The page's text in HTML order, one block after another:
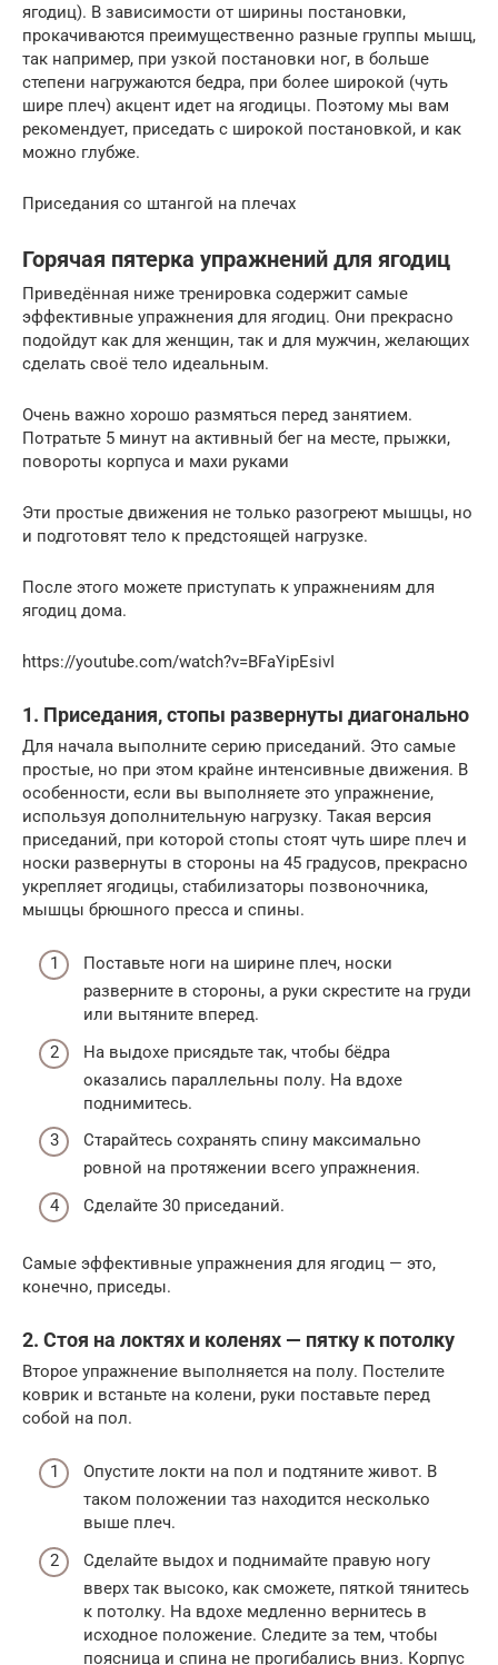
ягодиц). В зависимости от ширины постановки,
прокачиваются преимущественно разные группы мышц,
так например, при узкой постановки ног, в больше
степени нагружаются бедра, при более широкой (чуть
шире плеч) акцент идет на ягодицы. Поэтому мы вам
рекомендует, приседать с широкой постановкой, и как
можно глубже.
Приседания со штангой на плечах
Горячая пятерка упражнений для ягодиц
Приведённая ниже тренировка содержит самые
эффективные упражнения для ягодиц. Они прекрасно
подойдут как для женщин, так и для мужчин, желающих
сделать своё тело идеальным.
Очень важно хорошо размяться перед занятием.
Потратьте 5 минут на активный бег на месте, прыжки,
повороты корпуса и махи руками
Эти простые движения не только разогреют мышцы, но
и подготовят тело к предстоящей нагрузке.
После этого можете приступать к упражнениям для
ягодиц дома.
https://youtube.com/watch?v=BFaYipEsivI
1. Приседания, стопы развернуты диагонально
Для начала выполните серию приседаний. Это самые
простые, но при этом крайне интенсивные движения. В
особенности, если вы выполняете это упражнение,
используя дополнительную нагрузку. Такая версия
приседаний, при которой стопы стоят чуть шире плеч и
носки развернуты в стороны на 45 градусов, прекрасно
укрепляет ягодицы, стабилизаторы позвоночника,
мышцы брюшного пресса и спины.
Поставьте ноги на ширине плеч, носки
разверните в стороны, а руки скрестите на груди
или вытяните вперед.
На выдохе присядьте так, чтобы бёдра
оказались параллельны полу. На вдохе
поднимитесь.
Старайтесь сохранять спину максимально
ровной на протяжении всего упражнения.
Сделайте 30 приседаний.
Самые эффективные упражнения для ягодиц — это,
конечно, приседы.
2. Стоя на локтях и коленях — пятку к потолку
Второе упражнение выполняется на полу. Постелите
коврик и встаньте на колени, руки поставьте перед
собой на пол.
Опустите локти на пол и подтяните живот. В
таком положении таз находится несколько
выше плеч.
Сделайте выдох и поднимайте правую ногу
вверх так высоко, как сможете, пяткой тянитесь
к потолку. На вдохе медленно вернитесь в
исходное положение. Следите за тем, чтобы
поясница и спина не прогибались вниз. Корпус